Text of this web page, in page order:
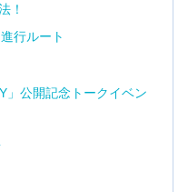
！
行ルート
」公開記念トークイベン